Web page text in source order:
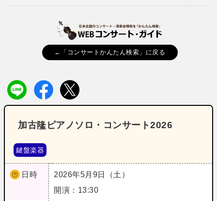
←「コンサートかんたん検索」に戻る
加古隆ピアノソロ・コンサート2026
鍵盤楽器
日時
2026年5月9日（土）
開演：13:30